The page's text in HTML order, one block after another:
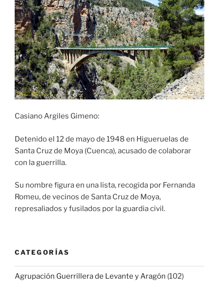
Casiano Argiles Gimeno:
Detenido el 12 de mayo de 1948 en Higueruelas de
Santa Cruz de Moya (Cuenca), acusado de colaborar
con la guerrilla.
Su nombre figura en una lista, recogida por Fernanda
Romeu, de vecinos de Santa Cruz de Moya,
represaliados y fusilados por la guardia civil.
CATEGORÍAS
Agrupación Guerrillera de Levante y Aragón (102)